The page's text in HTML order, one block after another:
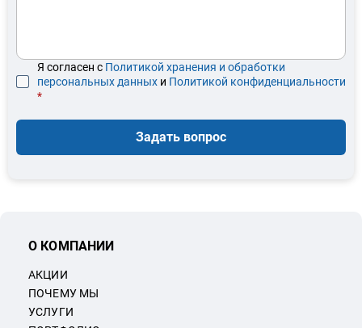
Я согласен с Политикой хранения и обработки
персональных данных и Политикой конфиденциальности
*
Задать вопрос
О КОМПАНИИ
АКЦИИ
ПОЧЕМУ МЫ
УСЛУГИ